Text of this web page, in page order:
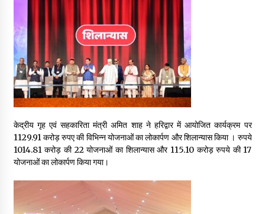
May 16, 2022
Thought Of The Day 14 May
May 14, 2022
Thought Of The Day 13 May
Thought Of The Day 12 May
May 12, 2022
Thought Of The Day 11 May
केद्रीय गृह एवं सहकारिता मंत्री अमित शाह ने हरिद्वार में आयोजित कार्यक्रम पर
1129.91 करोड़ रुपए की विभिन्न योजनाओं का लोकार्पण और शिलान्यास किया । रुपये
1014.81 करोड़ की 22 योजनाओं का शिलान्यास और 115.10 करोड़ रुपये की 17
योजनाओं का लोकार्पण किया गया।